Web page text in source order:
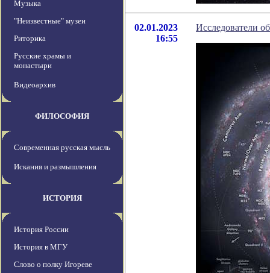
Музыка
"Неизвестные" музеи
Риторика
Русские храмы и
монастыри
Видеоархив
ФИЛОСОФИЯ
Современная русская мысль
Искания и размышления
ИСТОРИЯ
История России
История в МГУ
Слово о полку Игореве
02.01.2023
16:55
Исследователи